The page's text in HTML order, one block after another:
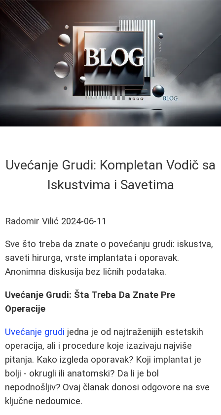
Uvećanje Grudi: Kompletan Vodič sa
Iskustvima i Savetima
Radomir Vilić 2024-06-11
Sve što treba da znate o povećanju grudi: iskustva,
saveti hirurga, vrste implantata i oporavak.
Anonimna diskusija bez ličnih podataka.
Uvećanje Grudi: Šta Treba Da Znate Pre
Operacije
Uvećanje grudi jedna je od najtraženijih estetskih
operacija, ali i procedure koje izazivaju najviše
pitanja. Kako izgleda oporavak? Koji implantat je
bolji - okrugli ili anatomski? Da li je bol
nepodnošljiv? Ovaj članak donosi odgovore na sve
ključne nedoumice.